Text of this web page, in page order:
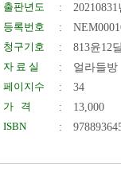
출판년도
:
20210831
등록번호
:
청구기호
:
813윤12
자 료 실
:
얼라들방
페이지수
:
34
가 격
:
13,000
ISBN
: